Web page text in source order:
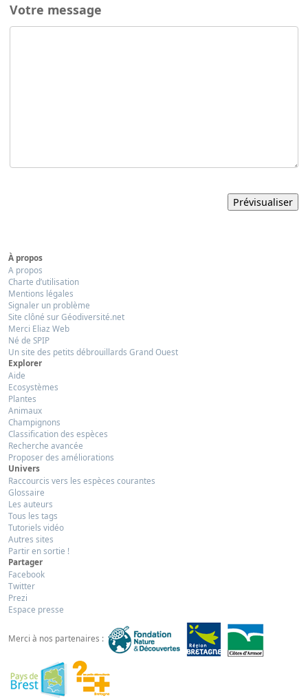
Votre message
À propos
A propos
Charte d’utilisation
Mentions légales
Signaler un problème
Site clôné sur Géodiversité.net
Merci Eliaz Web
Né de SPIP
Un site des petits débrouillards Grand Ouest
Explorer
Aide
Ecosystèmes
Plantes
Animaux
Champignons
Classification des espèces
Recherche avancée
Proposer des améliorations
Univers
Raccourcis vers les espèces courantes
Glossaire
Les auteurs
Tous les tags
Tutoriels vidéo
Autres sites
Partir en sortie !
Partager
Facebook
Twitter
Prezi
Espace presse
Merci à nos partenaires :